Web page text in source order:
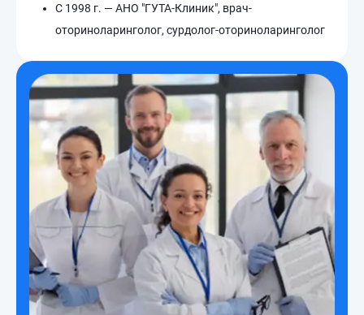
С 1998 г. — АНО "ГУТА-Клиник", врач-
оториноларинголог, сурдолог-оториноларинголог